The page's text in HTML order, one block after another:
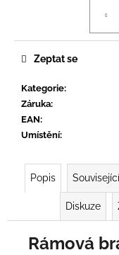
Kategorie:
Záruka:
EAN:
Umístění:
Zeptat se
Popis
Diskuze
Rámová